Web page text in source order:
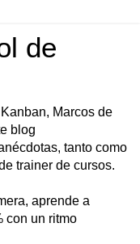
de
Marcos de
blog
tanto como
trainer de cursos.
aprende a
con un ritmo